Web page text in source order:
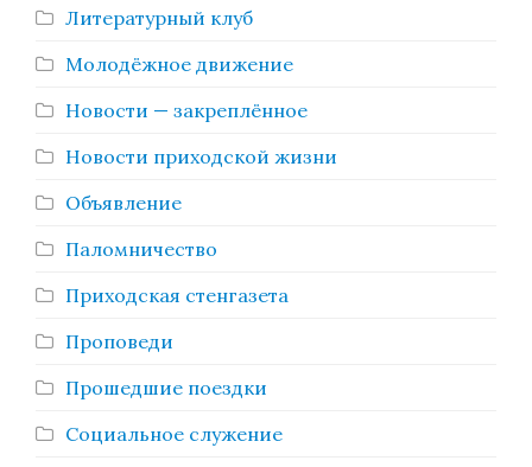
Литературный клуб
Молодёжное движение
Новости — закреплённое
Новости приходской жизни
Объявление
Паломничество
Приходская стенгазета
Проповеди
Прошедшие поездки
Социальное служение